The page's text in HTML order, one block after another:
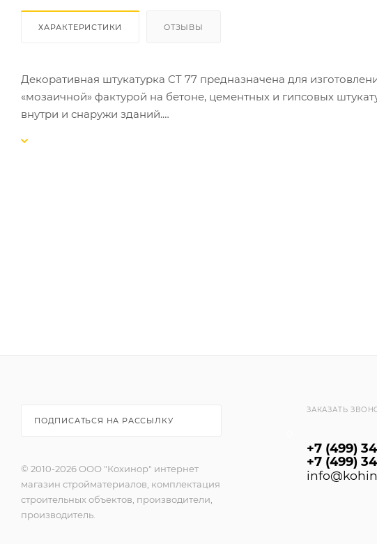
ХАРАКТЕРИСТИКИ ОТЗЫВЫ
Декоративная штукатурка CT 77 предназначена для
«мозаичной» фактурой на бетоне, цементных и гипсовых
внутри и снаружи зданий.
ПОДПИСАТЬСЯ НА РАССЫЛКУ
© 2010-2026 ООО "Кохинор" интернет
магазин стройматериалов, комплектация
строительных объектов, производители,
производитель.
ЗАКАЗАТЬ
+7 (499)
+7 (499)